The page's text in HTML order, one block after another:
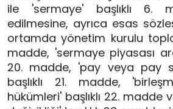
ile 'sermaye' başlıklı 6.
edilmesine, ayrıca esas
ortamda yönetim kurulu
madde, 'sermaye piyasası
20. madde, 'pay veya pay
başlıklı 21. madde,
hükümleri' başlıklı 22. madde